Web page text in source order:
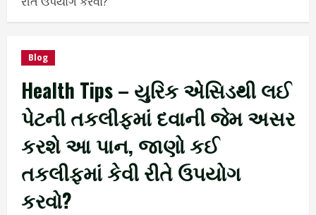
Blog
Health Tips – યુરિક એસિડથી લઈ
પેટની તકલીફમાં દવાની જેમ અસર
કરશે આ પાન, જાણો કઈ
તકલીફમાં કેવી રીતે ઉપયોગ
કરવો?